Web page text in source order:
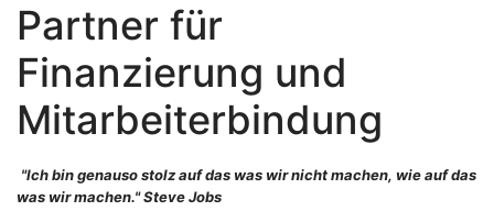
Partner für
Finanzierung und
Mitarbeiterbindung
"Ich bin genauso stolz auf das was wir nicht machen, wie auf das
was wir machen." Steve Jobs